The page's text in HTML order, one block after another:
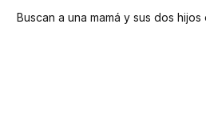
Buscan a una mamá y sus dos hijos